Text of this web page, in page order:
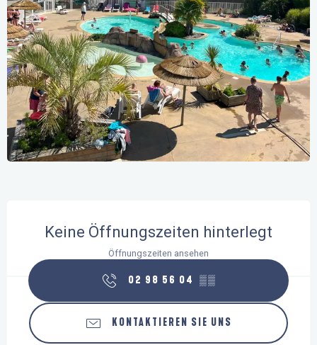
Keine Öffnungszeiten hinterlegt
Öffnungszeiten ansehen
02 98 56 04 ▒▒
KONTAKTIEREN SIE UNS